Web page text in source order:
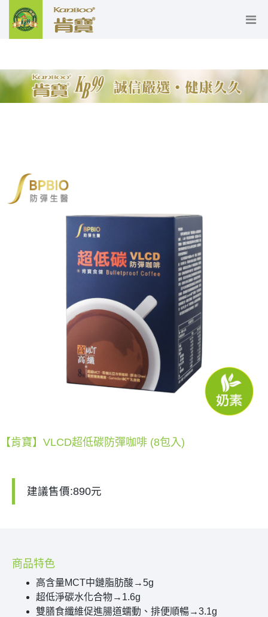
【肯寶】VLCD超低碳防彈咖啡 (8包入)
建議售價:890元
商品特色
高含量MCT中鏈脂肪酸→5g
超低淨碳水化合物→1.6g
雙膳食纖維促進腸道蠕動、排便順暢→3.1g